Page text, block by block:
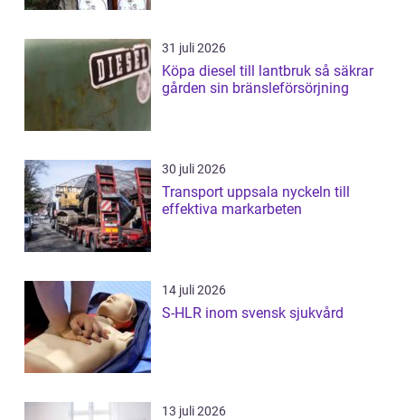
31 juli 2026
Köpa diesel till lantbruk så säkrar
gården sin bränsleförsörjning
30 juli 2026
Transport uppsala nyckeln till
effektiva markarbeten
14 juli 2026
S-HLR inom svensk sjukvård
13 juli 2026